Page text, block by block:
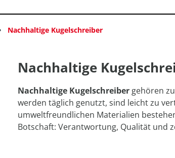
Nachhaltige Kugelschreiber
Nachhaltige
Nachhaltige Kugelschreiber gehören
werden täglich genutzt, sind leicht zu
umweltfreundlichen Materialien
Botschaft: Verantwortung, Qualität und